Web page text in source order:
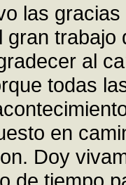
las
al
todas
en
Doy
de tiempo